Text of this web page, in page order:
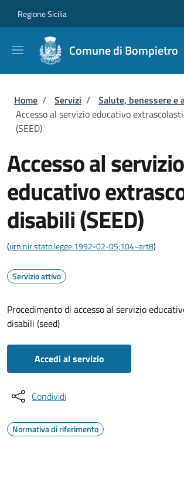
Regione Sicilia
Comune di Bompietro
Briciole di pane
Home / Servizi / Salute, benessere e
Accesso al servizio educativo
(SEED)
Accesso al servizio
educativo
disabili (SEED)
(urn:nir:stato:legge:1992-02-05;104~art8)
Servizio attivo
Procedimento di accesso al servizio
disabili (seed)
Accedi al servizio
Condividi
Normativa di riferimento